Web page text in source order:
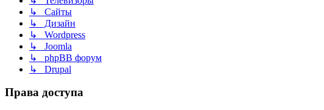
↳ Сайты
↳ Дизайн
↳ Wordpress
↳ Joomla
↳ phpBB форум
↳ Drupal
Права доступа